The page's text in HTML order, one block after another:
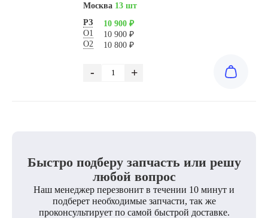
Москва 13 шт
РЗ
10 900 ₽
О1
10 900 ₽
О2
10 800 ₽
- +
Быстро подберу запчасть или решу
любой вопрос
Наш менеджер перезвонит в течении 10 минут и
подберет необходимые запчасти, так же
проконсультирует по самой быстрой доставке.